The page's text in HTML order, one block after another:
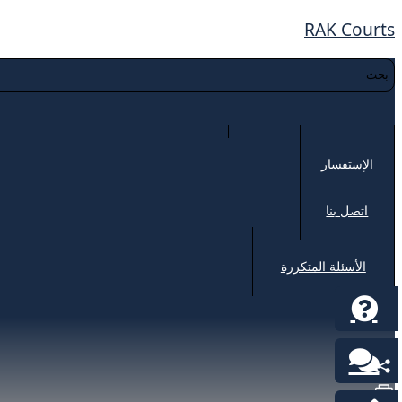
RAK Courts
الإستفسار
اتصل بنا
الأسئلة المتكررة